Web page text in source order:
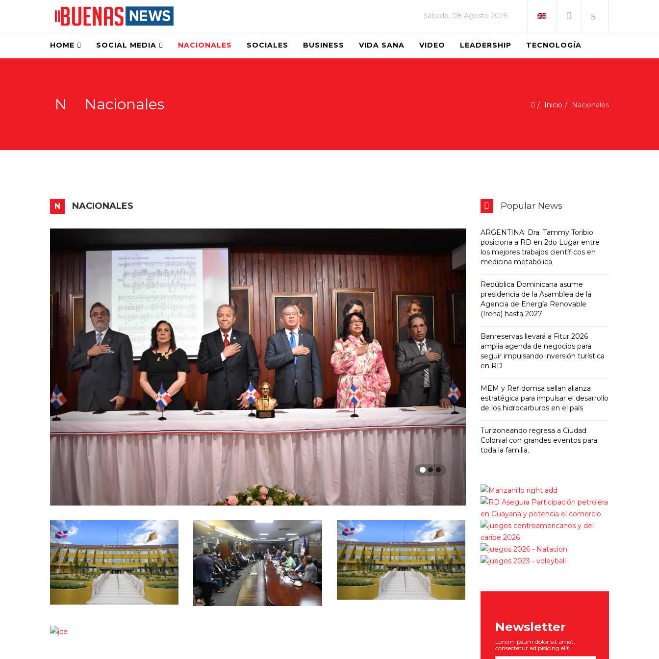
Sábado, 08 Agosto 2026
HOME SOCIAL MEDIA NACIONALES SOCIALES BUSINESS VIDA SANA VIDEO LEADERSHIP TECNOLOGÍA
N Nacionales Inicio Nacionales
N NACIONALES Popular News
ARGENTINA: Dra. Tammy Toribio
posiciona a RD en 2do Lugar entre
los mejores trabajos científicos en
medicina metabólica
República Dominicana asume
presidencia de la Asamblea de la
Agencia de Energía Renovable
(Irena) hasta 2027
Banreservas llevará a Fitur 2026
amplia agenda de negocios para
seguir impulsando inversión turística
en RD
MEM y Refidomsa sellan alianza
estratégica para impulsar el desarrollo
de los hidrocarburos en el país
Turizoneando regresa a Ciudad
Colonial con grandes eventos para
toda la familia.
Newsletter
Lorem ipsum dolor sit amet,
consectetur adipisicing elit.